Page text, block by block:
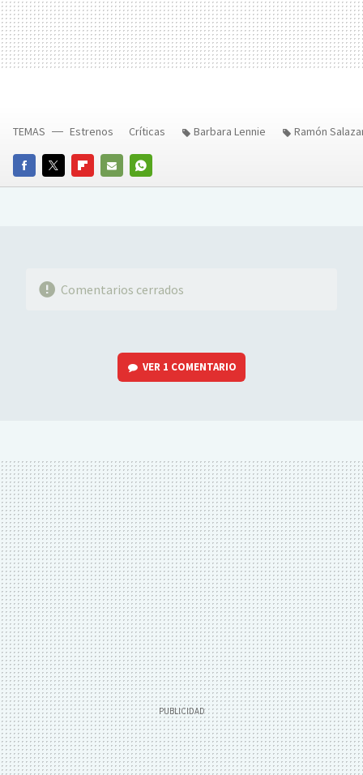
FACEBOOKTWITTERFLIPBOARD
E-
WHATSAPP
TEMAS Estrenos Críticas Barbara Lennie Ramón
Comentarios cerrados
VER 1 COMENTARIO